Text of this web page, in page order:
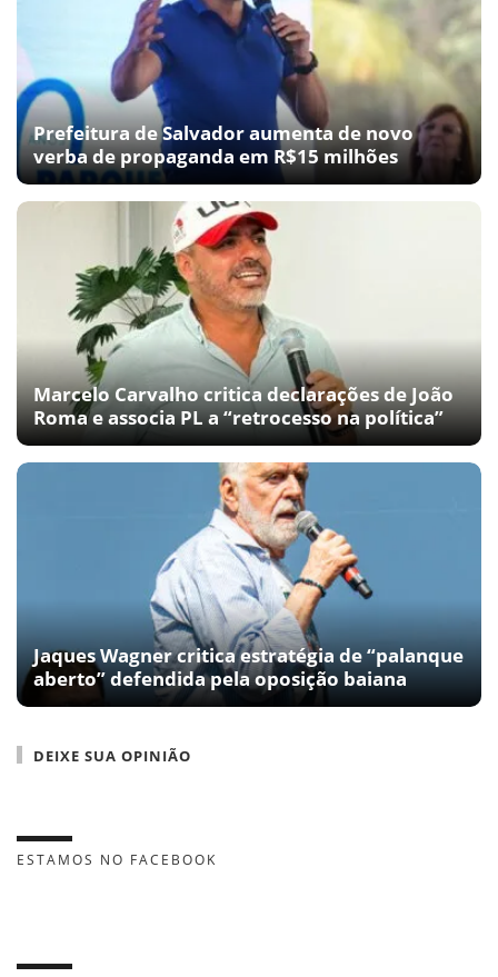
Prefeitura de Salvador aumenta de novo
verba de propaganda em R$15 milhões
Marcelo Carvalho critica declarações de João
Roma e associa PL a “retrocesso na política”
Jaques Wagner critica estratégia de “palanque
aberto” defendida pela oposição baiana
DEIXE SUA OPINIÃO
ESTAMOS NO FACEBOOK